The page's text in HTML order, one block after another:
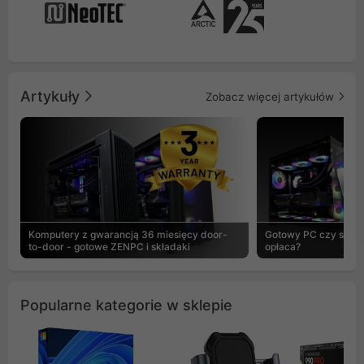
Artykuły Zobacz więcej artykułów
Komputery z gwarancją 36 miesięcy door-
to-door - gotowe ZENPC i składaki
Gotowy PC czy
opłaca?
Popularne kategorie w sklepie